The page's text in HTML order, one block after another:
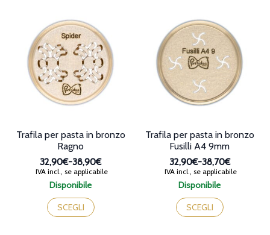
Le
opzioni
possono
essere
scelte
nella
pagina
Le
opzioni
possono
essere
scelte
pagina
del
Disponibile
Trafila per pasta in bronzo
Ragno
32,90€-38,90€
Fascia
di
da
32,90€
IVA incl., se applicabile
SCEGLI
Questo
prodotto
ha
Disponibile
Trafila per pasta in bronzo
Fusilli A4 9mm
32,90€-38,70€
Fascia
di
da
32,90€
IVA incl., se applicabile
SCEGLI
Questo
prodotto
ha